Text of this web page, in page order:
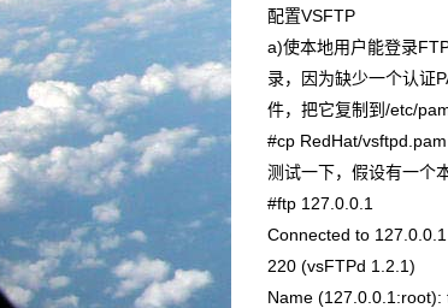
配置VSFTP
a)使本地用户能登录
录，因为缺少一个认证
件，把它复制到/etc/
#cp RedHat/
测试一下，假设有一个
#ftp 127.0.0.1
Connected to
220 (vsFTPd 1.2.1)
Name (127.0.0.1:root):